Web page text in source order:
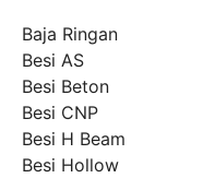
Baja Ringan
Besi AS
Besi Beton
Besi CNP
Besi H Beam
Besi Hollow